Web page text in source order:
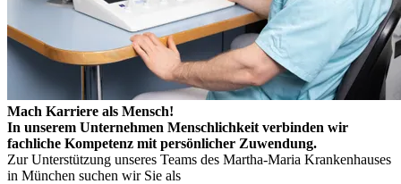
Mach Karriere als Mensch!
In unserem Unternehmen Menschlichkeit verbinden wir
fachliche Kompetenz mit persönlicher Zuwendung.
Zur Unterstützung unseres Teams des Martha-Maria Krankenhauses
in München suchen wir Sie als